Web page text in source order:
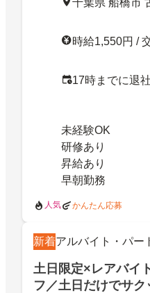
時給1,550円 /
17時までに退
未経験OK
研修あり
昇給あり
早朝勤務
人気 かんたん応募
新着アルバイト・パー
土日限定×レアバイ
フ／土日だけでサ